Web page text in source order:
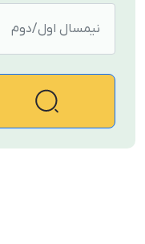
نیمسال اول/دوم